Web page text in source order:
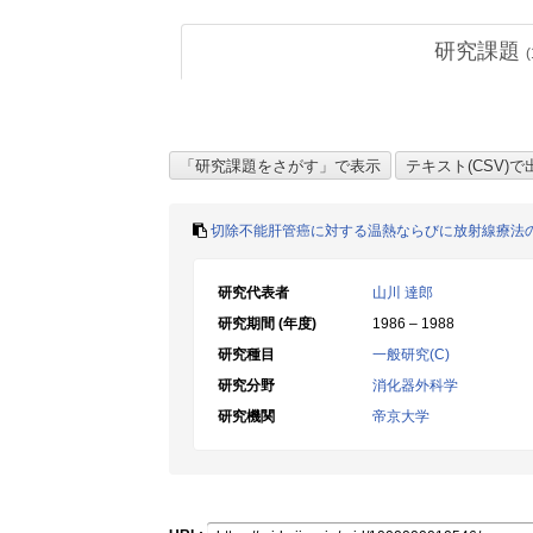
研究課題 (
切除不能肝管癌に対する温熱ならびに放射線療法
研究代表者
山川 達郎
研究期間 (年度)
1986 – 1988
研究種目
一般研究(C)
研究分野
消化器外科学
研究機関
帝京大学